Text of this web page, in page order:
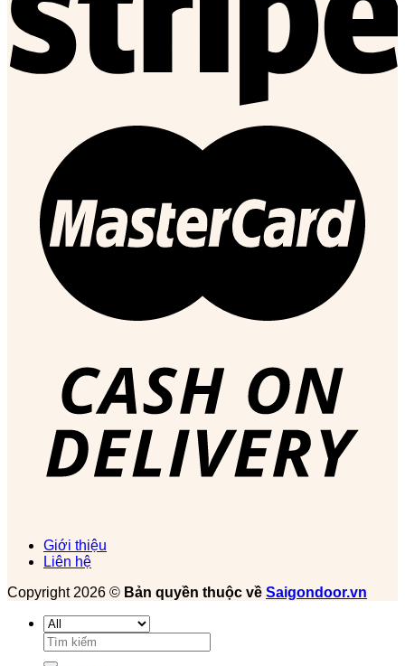
Giới thiệu
Liên hệ
Copyright 2026 © Bản quyền thuộc về Saigondoor.vn
Tìm
kiếm: